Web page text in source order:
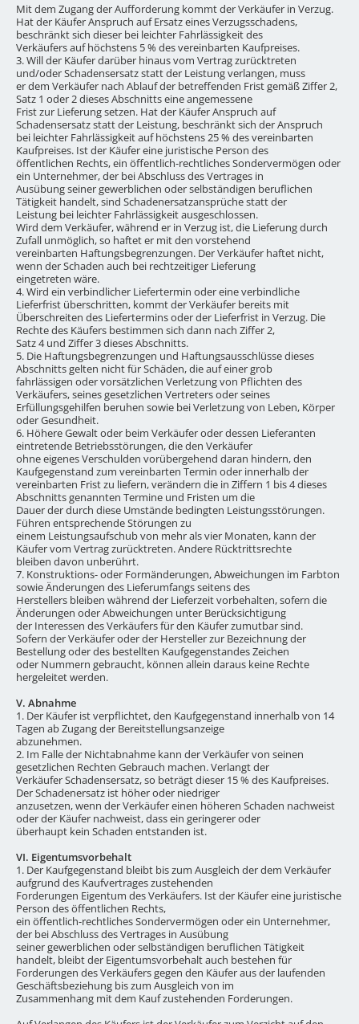
Mit dem Zugang der Aufforderung kommt der Verkäufer in Verzug.
Hat der Käufer Anspruch auf Ersatz eines Verzugsschadens,
beschränkt sich dieser bei leichter Fahrlässigkeit des
Verkäufers auf höchstens 5 % des vereinbarten Kaufpreises.
3. Will der Käufer darüber hinaus vom Vertrag zurücktreten
und/oder Schadensersatz statt der Leistung verlangen, muss
er dem Verkäufer nach Ablauf der betreffenden Frist gemäß Ziffer 2,
Satz 1 oder 2 dieses Abschnitts eine angemessene
Frist zur Lieferung setzen. Hat der Käufer Anspruch auf
Schadensersatz statt der Leistung, beschränkt sich der Anspruch
bei leichter Fahrlässigkeit auf höchstens 25 % des vereinbarten
Kaufpreises. Ist der Käufer eine juristische Person des
öffentlichen Rechts, ein öffentlich-rechtliches Sondervermögen oder
ein Unternehmer, der bei Abschluss des Vertrages in
Ausübung seiner gewerblichen oder selbständigen beruflichen
Tätigkeit handelt, sind Schadenersatzansprüche statt der
Leistung bei leichter Fahrlässigkeit ausgeschlossen.
Wird dem Verkäufer, während er in Verzug ist, die Lieferung durch
Zufall unmöglich, so haftet er mit den vorstehend
vereinbarten Haftungsbegrenzungen. Der Verkäufer haftet nicht,
wenn der Schaden auch bei rechtzeitiger Lieferung
eingetreten wäre.
4. Wird ein verbindlicher Liefertermin oder eine verbindliche
Lieferfrist überschritten, kommt der Verkäufer bereits mit
Überschreiten des Liefertermins oder der Lieferfrist in Verzug. Die
Rechte des Käufers bestimmen sich dann nach Ziffer 2,
Satz 4 und Ziffer 3 dieses Abschnitts.
5. Die Haftungsbegrenzungen und Haftungsausschlüsse dieses
Abschnitts gelten nicht für Schäden, die auf einer grob
fahrlässigen oder vorsätzlichen Verletzung von Pflichten des
Verkäufers, seines gesetzlichen Vertreters oder seines
Erfüllungsgehilfen beruhen sowie bei Verletzung von Leben, Körper
oder Gesundheit.
6. Höhere Gewalt oder beim Verkäufer oder dessen Lieferanten
eintretende Betriebsstörungen, die den Verkäufer
ohne eigenes Verschulden vorübergehend daran hindern, den
Kaufgegenstand zum vereinbarten Termin oder innerhalb der
vereinbarten Frist zu liefern, verändern die in Ziffern 1 bis 4 dieses
Abschnitts genannten Termine und Fristen um die
Dauer der durch diese Umstände bedingten Leistungsstörungen.
Führen entsprechende Störungen zu
einem Leistungsaufschub von mehr als vier Monaten, kann der
Käufer vom Vertrag zurücktreten. Andere Rücktrittsrechte
bleiben davon unberührt.
7. Konstruktions- oder Formänderungen, Abweichungen im Farbton
sowie Änderungen des Lieferumfangs seitens des
Herstellers bleiben während der Lieferzeit vorbehalten, sofern die
Änderungen oder Abweichungen unter Berücksichtigung
der Interessen des Verkäufers für den Käufer zumutbar sind.
Sofern der Verkäufer oder der Hersteller zur Bezeichnung der
Bestellung oder des bestellten Kaufgegenstandes Zeichen
oder Nummern gebraucht, können allein daraus keine Rechte
hergeleitet werden.
V. Abnahme
1. Der Käufer ist verpflichtet, den Kaufgegenstand innerhalb von 14
Tagen ab Zugang der Bereitstellungsanzeige
abzunehmen.
2. Im Falle der Nichtabnahme kann der Verkäufer von seinen
gesetzlichen Rechten Gebrauch machen. Verlangt der
Verkäufer Schadensersatz, so beträgt dieser 15 % des Kaufpreises.
Der Schadenersatz ist höher oder niedriger
anzusetzen, wenn der Verkäufer einen höheren Schaden nachweist
oder der Käufer nachweist, dass ein geringerer oder
überhaupt kein Schaden entstanden ist.
VI. Eigentumsvorbehalt
1. Der Kaufgegenstand bleibt bis zum Ausgleich der dem Verkäufer
aufgrund des Kaufvertrages zustehenden
Forderungen Eigentum des Verkäufers. Ist der Käufer eine juristische
Person des öffentlichen Rechts,
ein öffentlich-rechtliches Sondervermögen oder ein Unternehmer,
der bei Abschluss des Vertrages in Ausübung
seiner gewerblichen oder selbständigen beruflichen Tätigkeit
handelt, bleibt der Eigentumsvorbehalt auch bestehen für
Forderungen des Verkäufers gegen den Käufer aus der laufenden
Geschäftsbeziehung bis zum Ausgleich von im
Zusammenhang mit dem Kauf zustehenden Forderungen.